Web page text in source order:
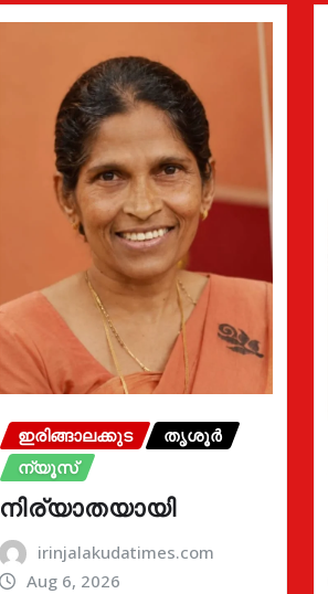
ഇരിങ്ങാലക്കുട
തൃശൂർ
ന്യൂസ്
നിര്യാതയായി
irinjalakudatimes.com
Aug 6, 2026